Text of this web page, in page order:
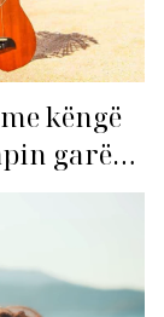
këngë
garën